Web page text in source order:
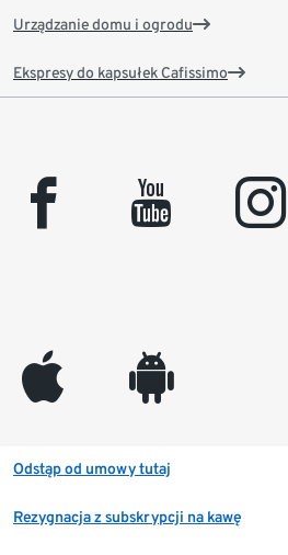
Urządzanie domu i ogrodu
Ekspresy do kapsułek Cafissimo
facebook youtube instagram
appleinc android
Odstąp od umowy tutaj
Rezygnacja z subskrypcji na kawę